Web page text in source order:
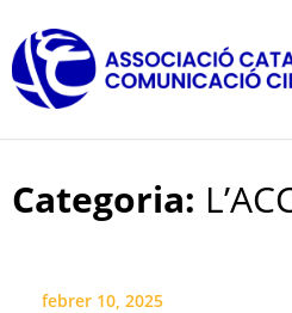
to
content
Categoria:
febrer 10, 2025